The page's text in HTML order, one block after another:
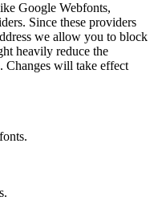
Google Webfonts,
Since these providers
we allow you to block
heavily reduce the
Changes will take effect